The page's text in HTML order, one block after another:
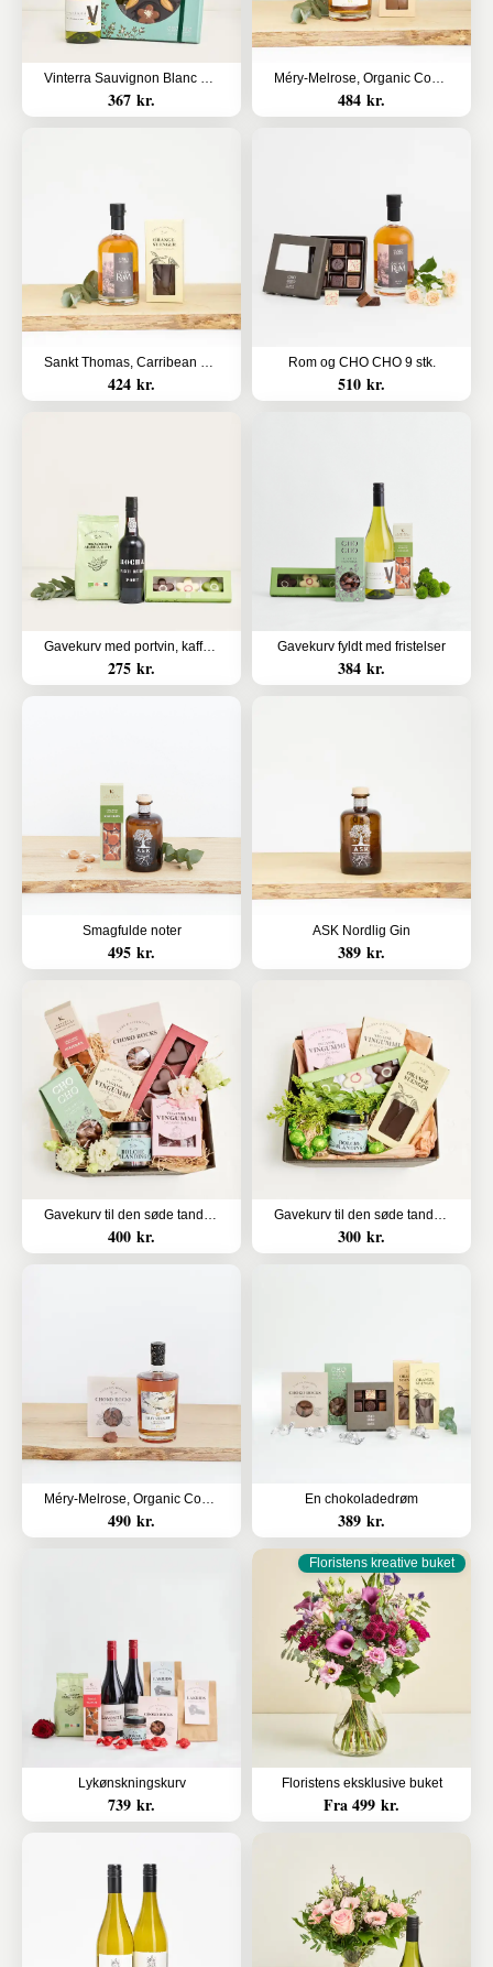
Vinterra Sauvignon Blanc med blomsteræske
367 kr.
Méry-Melrose, Organic Cognac med orangestænger i lys chokolade
484 kr.
Sankt Thomas, Carribean Rum - Oak Aged og orangestænger i mørk chokolade
424 kr.
Rom og CHO CHO 9 stk.
510 kr.
Gavekurv med portvin, kaffe og marcipanblomster
275 kr.
Gavekurv fyldt med fristelser
384 kr.
Smagfulde noter
495 kr.
ASK Nordlig Gin
389 kr.
Gavekurv til den søde tand (Floristens kreative valg uden alkohol)
400 kr.
Gavekurv til den søde tand (Floristens kreative valg uden alkohol)
300 kr.
Méry-Melrose, Organic Cognac med choko rocks
490 kr.
En chokoladedrøm
389 kr.
Lykønskningskurv
739 kr.
Floristens kreative buket
Floristens eksklusive buket
Fra 499 kr.